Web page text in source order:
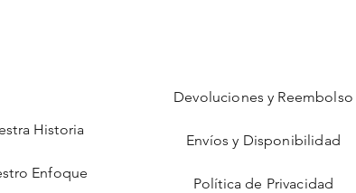
Historia
Enfoque
Devoluciones y Reembolso
Envíos y Disponibilidad
Política de Privacidad